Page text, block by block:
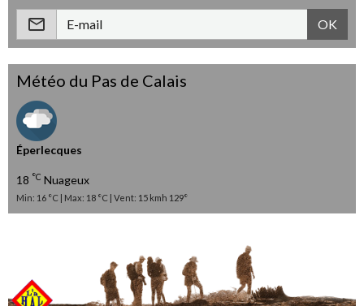
OK
Météo du Pas de Calais
Éperlecques
18 °C Nuageux
Min: 16 °C | Max: 18 °C | Vent: 15 kmh 129°